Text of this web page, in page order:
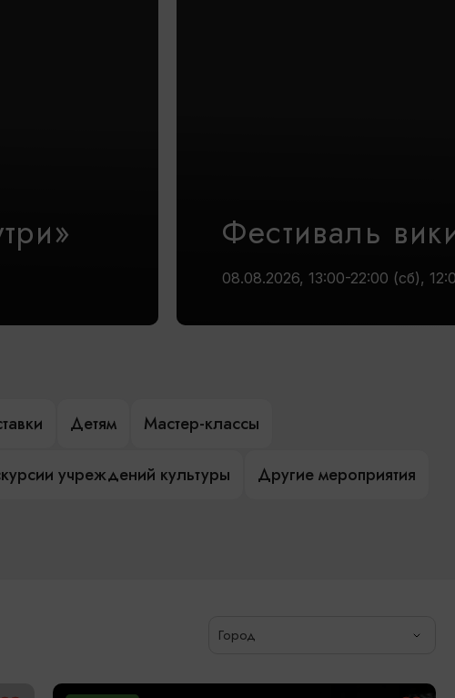
Фестиваль
08.08.2026, 13:00-22:00 (сб),
Детям Мастер-классы
учреждений культуры Другие мероприятия
Город